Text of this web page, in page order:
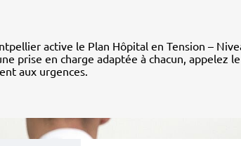
active le Plan Hôpital en Tension –
prise en charge adaptée à chacun, appelez
aux urgences.